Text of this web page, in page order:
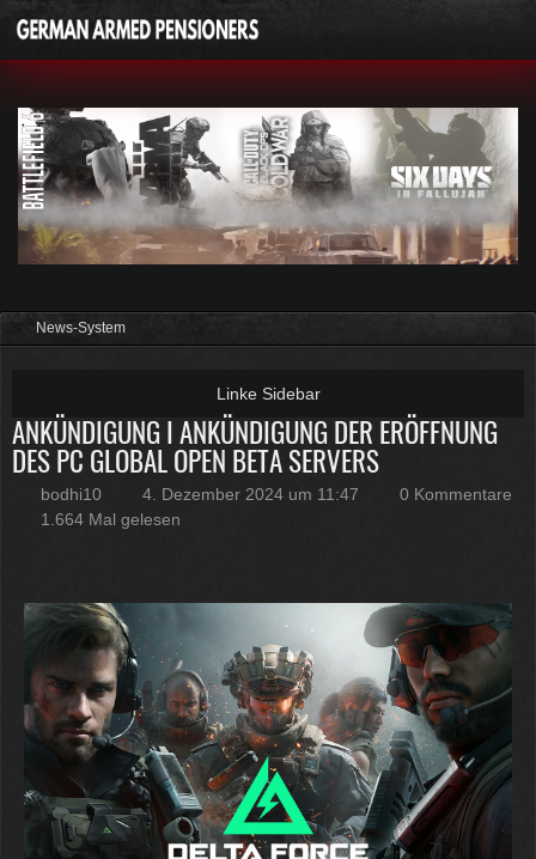
News-System
ANKÜNDIGUNG I ANKÜNDIGUNG DER ERÖFFNUNG
DES PC GLOBAL OPEN BETA SERVERS
bodhi10 4. Dezember 2024 um 11:47
0 Kommentare
1.664 Mal gelesen